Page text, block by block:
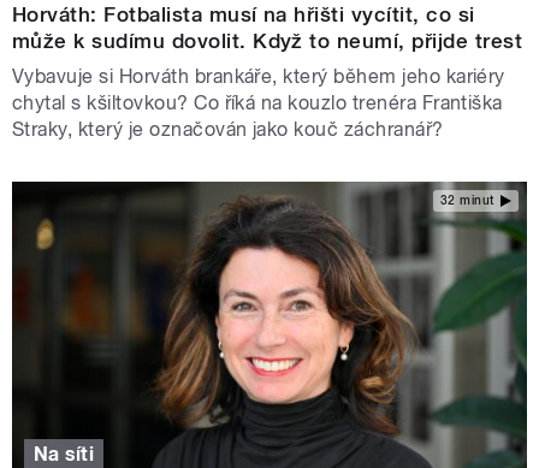
Horváth: Fotbalista musí na hřišti vycítit, co si
může k sudímu dovolit. Když to neumí, přijde trest
Vybavuje si Horváth brankáře, který během jeho kariéry
chytal s kšiltovkou? Co říká na kouzlo trenéra Františka
Straky, který je označován jako kouč záchranář?
32 minut
Na síti